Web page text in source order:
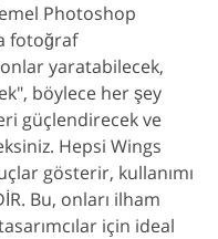
Photoshop
fotoğraf
yaratabilecek,
böylece her şey
güçlendirecek ve
Hepsi Wings
gösterir, kullanımı
Bu, onları ilham
için ideal